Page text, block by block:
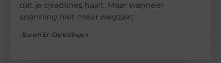
dat je deadlines haalt. Maar wanneer
spanning niet meer wegzakt
Banen En Opleidingen